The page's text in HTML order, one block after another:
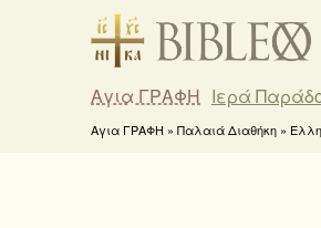
Αγια ΓΡΑΦΗ Ιερά
Αγια ΓΡΑΦΗ » Παλαιά Διαθήκη »